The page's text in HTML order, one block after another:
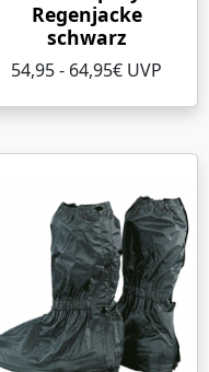
Regenjacke
schwarz
54,95 - 64,95€ UVP